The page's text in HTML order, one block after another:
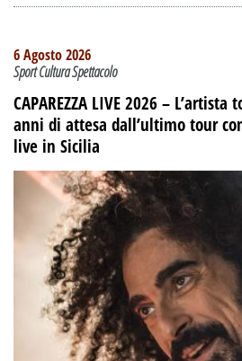
6 Agosto 2026
Sport Cultura Spettacolo
CAPAREZZA LIVE 2026 –
anni di attesa dall’ultimo tour
live in Sicilia